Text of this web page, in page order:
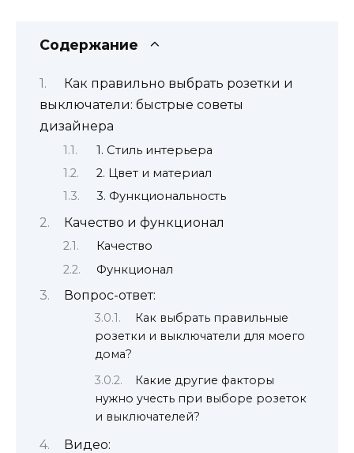
Содержание
Как правильно выбрать розетки и
выключатели: быстрые советы
дизайнера
1. Стиль интерьера
2. Цвет и материал
3. Функциональность
Качество и функционал
Качество
Функционал
Вопрос-ответ:
Как выбрать правильные
розетки и выключатели для моего
дома?
Какие другие факторы
нужно учесть при выборе розеток
и выключателей?
Видео: